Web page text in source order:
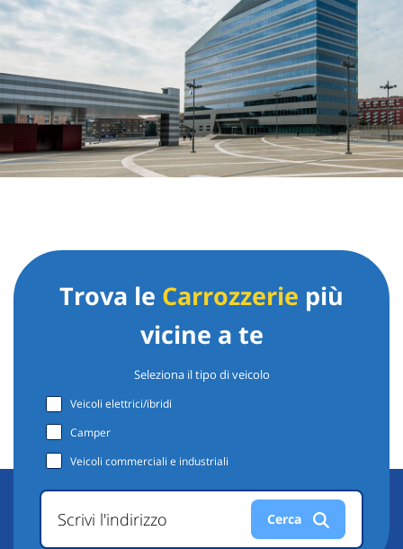
Trova le Carrozzerie più
vicine a te
Seleziona il tipo di veicolo
Veicoli elettrici/ibridi
Camper
Veicoli commerciali e industriali
Scrivi l'indirizzo Cerca